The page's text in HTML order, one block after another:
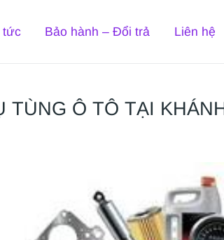
tức Bảo hành – Đổi trả Liên hệ
TÙNG Ô TÔ TẠI